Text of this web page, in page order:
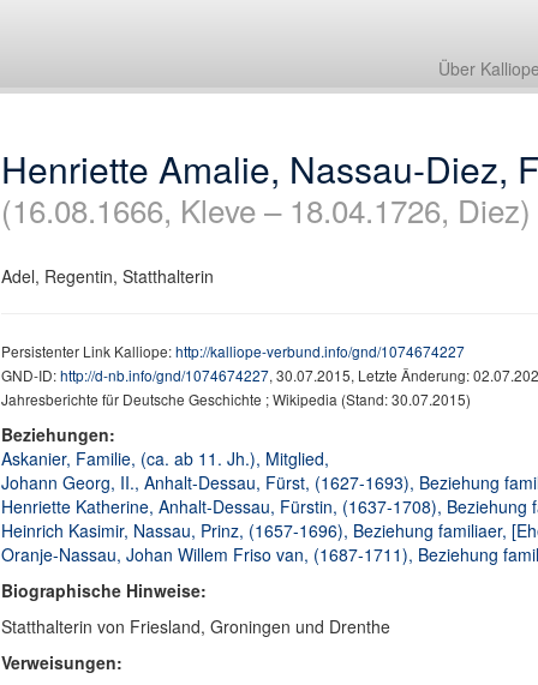
Über Kalliope
Henriette Amalie, Nassau-Diez,
(16.08.1666, Kleve – 18.04.1726, Diez)
Adel, Regentin, Statthalterin
Persistenter Link Kalliope:http://kalliope-verbund.info/gnd/1074674227
GND-ID:http://d-nb.info/gnd/1074674227, 30.07.2015, Letzte Änderung:
Jahresberichte für Deutsche Geschichte ; Wikipedia (Stand: 30.07.2015)
Beziehungen:
Askanier, Familie, (ca. ab 11. Jh.), Mitglied,
Johann Georg, II., Anhalt-Dessau, Fürst, (1627-1693), Beziehung
Henriette Katherine, Anhalt-Dessau, Fürstin, (1637-1708), Beziehung
Heinrich Kasimir, Nassau, Prinz, (1657-1696), Beziehung familiaer,
Oranje-Nassau, Johan Willem Friso van, (1687-1711), Beziehung
Biographische Hinweise:
Statthalterin von Friesland, Groningen und Drenthe
Verweisungen: